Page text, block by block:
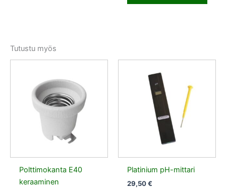
Tutustu myös
Polttimokanta E40
keraaminen
Platinium pH-mittari
29,50€